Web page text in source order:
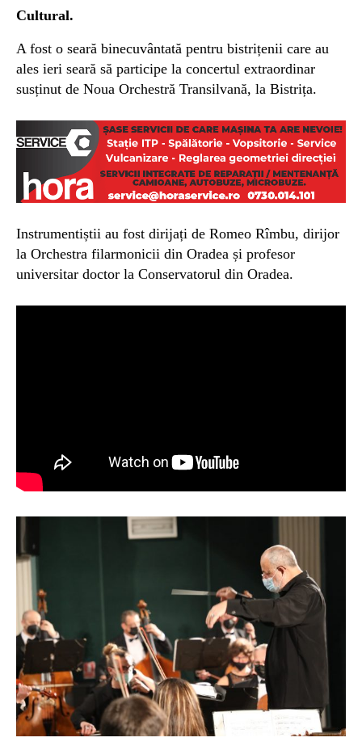
Cultural.
A fost o seară binecuvântată pentru bistrițenii care au
ales ieri seară să participe la concertul extraordinar
susținut de Noua Orchestră Transilvană, la Bistrița.
Instrumentiștii au fost dirijați de Romeo Rîmbu, dirijor
la Orchestra filarmonicii din Oradea și profesor
universitar doctor la Conservatorul din Oradea.